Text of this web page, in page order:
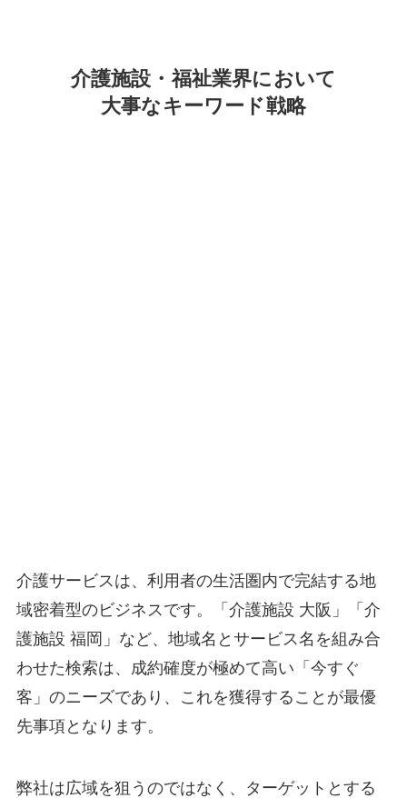
介護施設・福祉業界において
大事なキーワード戦略
介護サービスは、利用者の生活圏内で完結する地
域密着型のビジネスです。「介護施設 大阪」「介
護施設 福岡」など、地域名とサービス名を組み合
わせた検索は、成約確度が極めて高い「今すぐ
客」のニーズであり、これを獲得することが最優
先事項となります。
弊社は広域を狙うのではなく、ターゲットとする